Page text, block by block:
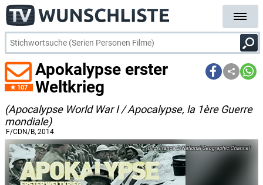
107
Apokalypse erster
Weltkrieg
(Apocalypse World War I / Apocalypse, la 1ère Guerre
mondiale)
F/CDN/B, 2014
France 2/National Geographic Channel